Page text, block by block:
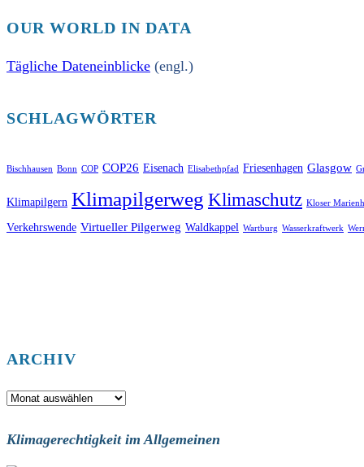
OUR WORLD IN DATA
Tägliche Dateneinblicke (engl.)
SCHLAGWÖRTER
Bischhausen Bonn COP COP26 Eisenach Elisabethpfad Friesenhagen Glasgow
Klimapilgern Klimapilgerweg Klimaschutz Kloser
Verkehrswende Virtueller Pilgerweg Waldkappel Wartburg Wasserkraftwerk
ARCHIV
Archiv
Klimagerechtigkeit im Allgemeinen